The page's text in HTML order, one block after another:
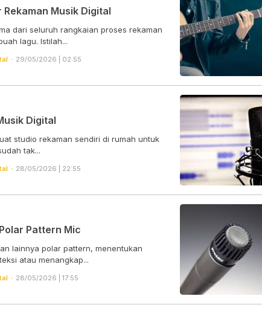
Rekaman Musik Digital
dari seluruh rangkaian proses rekaman
sampai Anda menghasilkan sebuah lagu. Istilah...
29/05/2026 | 02:55
Digital
studio rekaman sendiri di rumah untuk
tak...
28/05/2026 | 22:55
Pattern Mic
lainnya polar pattern, menentukan
atau menangkap...
28/05/2026 | 17:55